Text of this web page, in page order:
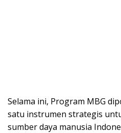
Selama ini, Program MBG
satu instrumen strategis
sumber daya manusia